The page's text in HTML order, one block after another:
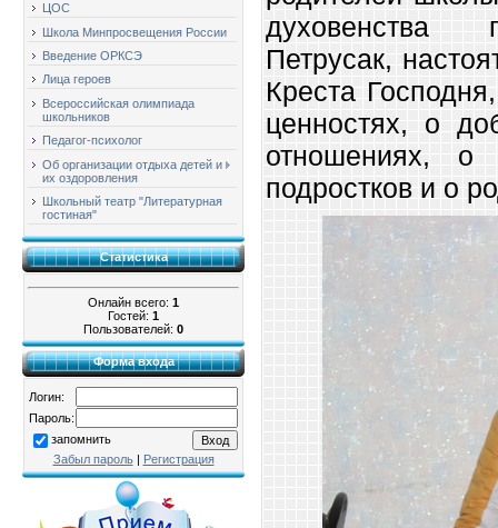
ЦОС
Школа Минпросвещения России
Введение ОРКСЭ
Лица героев
Всероссийская олимпиада
школьников
Педагог-психолог
Об организации отдыха детей и
их оздоровления
Школьный театр "Литературная
гостиная"
Статистика
Онлайн всего: 1
Гостей: 1
Пользователей: 0
Форма входа
Логин:
Пароль:
запомнить
Забыл пароль| Регистрация
духовенства
Петрусак,
Креста
ценностях, о
отношениях, о
подростков и о